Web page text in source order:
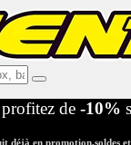
Ex:
Casque,
filtre
air,
profitez de -10%
déjà en promotion,soldes